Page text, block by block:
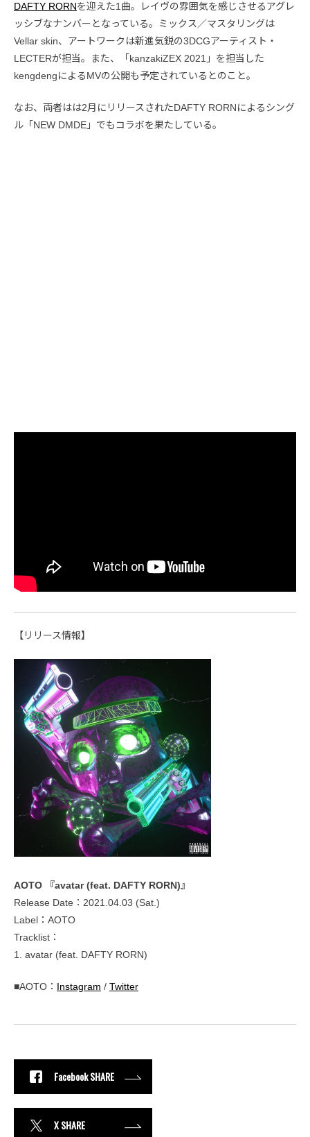
DAFTY RORNを迎えた1曲。レイヴの雰囲気を感じさせるアグレ
ッシブなナンバーとなっている。ミックス／マスタリングは
Vellar skin、アートワークは新進気鋭の3DCGアーティスト・
LECTERが担当。また、「kanzakiZEX 2021」を担当した
kengdengによるMVの公開も予定されているとのこと。
なお、両者はは2月にリリースされたDAFTY RORNによるシング
ル「NEW DMDE」でもコラボを果たしている。
【リリース情報】
AOTO 『avatar (feat. DAFTY RORN)』
Release Date：2021.04.03 (Sat.)
Label：AOTO
Tracklist：
1. avatar (feat. DAFTY RORN)
■AOTO： Instagram / Twitter
Facebook SHARE
X SHARE